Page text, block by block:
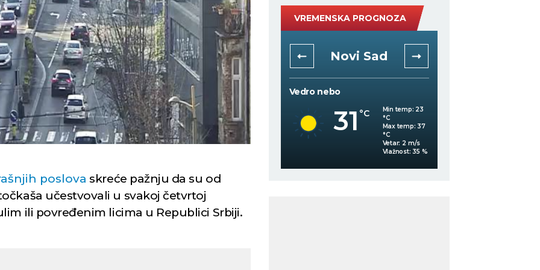
poslova skreće pažnju da su od
učestvovali u svakoj četvrtoj
ili povređenim licima u Republici Srbiji.
VREMENSKA PROGNOZA
Niš
oblačno
30°C
Min temp:22
°C
Max temp:36
°C
Vetar:1 m/s
Beograd
Vedro nebo
31 Min temp:
°C
Max temp:
°C
Vetar:1 m/s
Novi Sad
Vedro nebo
31 °C Min temp: 23
°C
Max temp: 37
°C
Vetar: 2 m/s
Vlažnost: 35 %